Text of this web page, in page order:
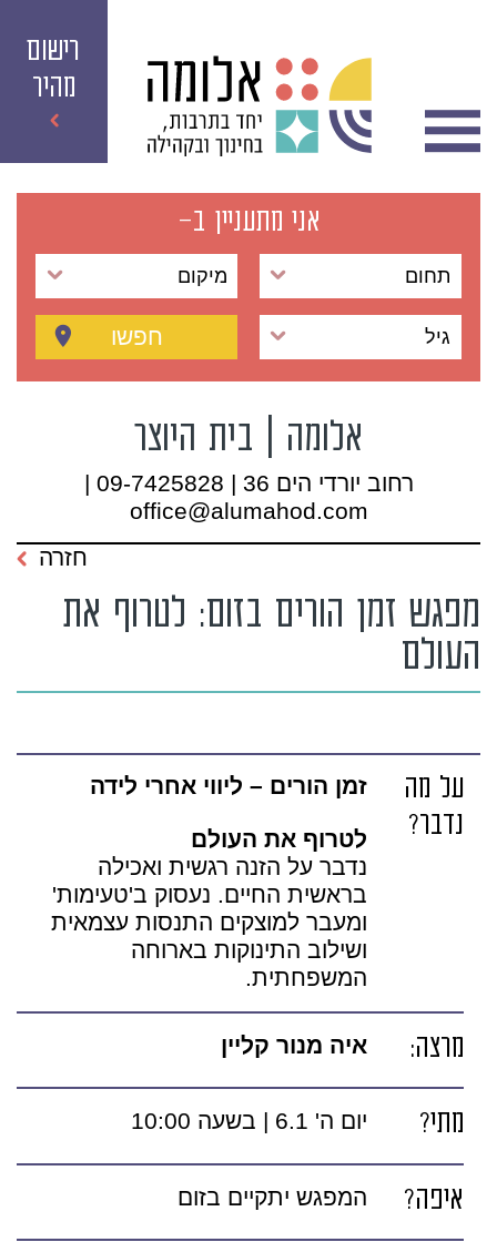
רישום
מהיר
אני מתעניין ב-
תחום מיקום
גיל חפשו
אלומה | בית היוצר
רחוב יורדי הים 36 | 09-7425828 |
office@alumahod.com
מפגש זמן הורים בזום: לטרוף את
העולם
חזרה
על מה
נדבר?
זמן הורים – ליווי אחרי לידה
לטרוף את העולם
נדבר על הזנה רגשית ואכילה
בראשית החיים. נעסוק ב'טעימות'
ומעבר למוצקים התנסות עצמאית
ושילוב התינוקות בארוחה
המשפחתית.
מרצה: איה מנור קליין
מתי? יום ה' 6.1 | בשעה 10:00
איפה? המפגש יתקיים בזום